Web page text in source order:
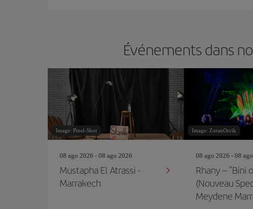
Événements dans
Image: Pixel-Shot
08 ago 2026 - 08 ago 2026
Mustapha El Atrassi -
Marrakech
Image: ZoranOrcik
08 ago 2026 - 08
Rhany – "Bini
(Nouveau
Meydene